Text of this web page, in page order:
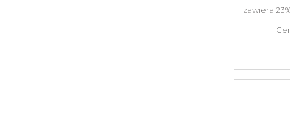
zawiera